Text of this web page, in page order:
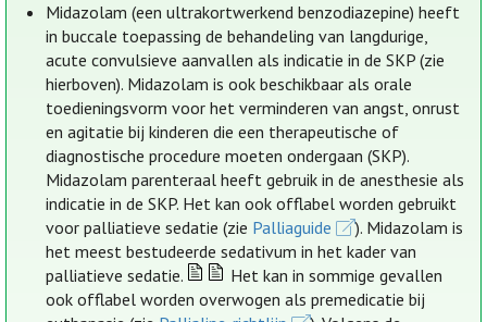
Midazolam (een ultrakortwerkend benzodiazepine) heeft
in buccale toepassing de behandeling van langdurige,
acute convulsieve aanvallen als indicatie in de SKP (zie
hierboven). Midazolam is ook beschikbaar als orale
toedieningsvorm voor het verminderen van angst, onrust
en agitatie bij kinderen die een therapeutische of
diagnostische procedure moeten ondergaan (SKP).
Midazolam parenteraal heeft gebruik in de anesthesie als
indicatie in de SKP. Het kan ook offlabel worden gebruikt
voor palliatieve sedatie (zie Palliaguide
). Midazolam is
het meest bestudeerde sedativum in het kader van
palliatieve sedatie.
Het kan in sommige gevallen
ook offlabel worden overwogen als premedicatie bij